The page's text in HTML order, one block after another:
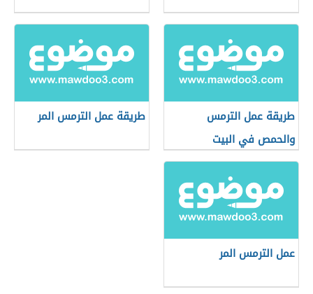
طريقة عمل الترمس
والحمص في البيت
طريقة عمل الترمس المر
عمل الترمس المر